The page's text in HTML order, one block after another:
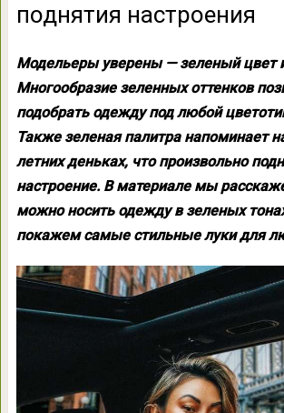
поднятия настроения
Модельеры уверены — зеленый цвет
Многообразие зеленных оттенков
подобрать одежду под любой
Также зеленая палитра напоминает
летних деньках, что произвольно
настроение. В материале мы
можно носить одежду в зеленых
покажем самые стильные луки для